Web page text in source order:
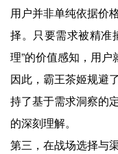
用户并非单纯依据价
择。只要需求被精准
理”的价值感知，用户
因此，霸王茶姬规避
持了基于需求洞察的
的深刻理解。
第三，在战场选择与